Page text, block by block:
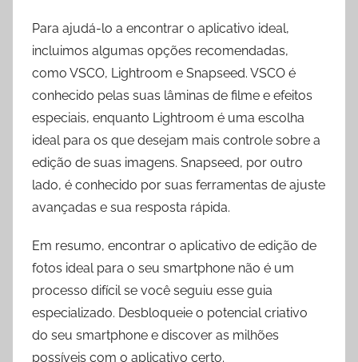
Para ajudá-lo a encontrar o aplicativo ideal,
incluimos algumas opções recomendadas,
como VSCO, Lightroom e Snapseed. VSCO é
conhecido pelas suas lâminas de filme e efeitos
especiais, enquanto Lightroom é uma escolha
ideal para os que desejam mais controle sobre a
edição de suas imagens. Snapseed, por outro
lado, é conhecido por suas ferramentas de ajuste
avançadas e sua resposta rápida.
Em resumo, encontrar o aplicativo de edição de
fotos ideal para o seu smartphone não é um
processo difícil se você seguiu esse guia
especializado. Desbloqueie o potencial criativo
do seu smartphone e discover as milhões
possíveis com o aplicativo certo.